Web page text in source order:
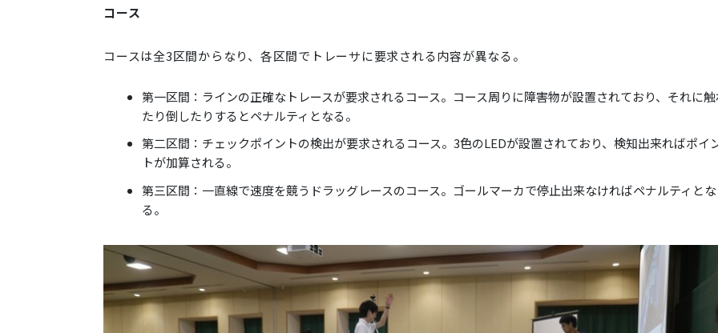
コース
コースは全3区間からなり、各区間でトレーサに要求される内容が異なる。
第一区間：ラインの正確なトレースが要求されるコース。コース周りに障害物が設置されており、それに
たり倒したりするとペナルティとなる。
第二区間：チェックポイントの検出が要求されるコース。3色のLEDが設置されており、検知出来ればポイ
トが加算される。
第三区間：一直線で速度を競うドラッグレースのコース。ゴールマーカで停止出来なければペナルティとな
る。